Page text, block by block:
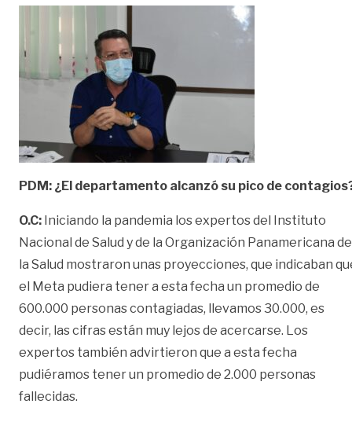
PDM: ¿El departamento alcanzó su pico de
O.C: Iniciando la pandemia los expertos del Instituto
Nacional de Salud y de la Organización Panamericana de
la Salud mostraron unas proyecciones, que indicaban
el Meta pudiera tener a esta fecha un promedio de
600.000 personas contagiadas, llevamos 30.000, es
decir, las cifras están muy lejos de acercarse. Los
expertos también advirtieron que a esta fecha
pudiéramos tener un promedio de 2.000 personas
fallecidas.